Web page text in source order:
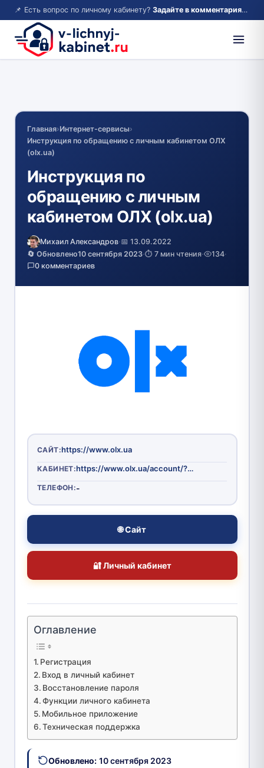
📌 Есть вопрос по личному кабинету? Задайте в комментариях — ответим!
Главная›Интернет-сервисы›
Инструкция по обращению с личным кабинетом ОЛХ
(olx.ua)
Инструкция по
обращению с личным
кабинетом ОЛХ (olx.ua)
Михаил Александров·📅 13.09.2022
🔄 Обновлено10 сентября 2023·⏱️ 7 мин чтения· 134·
0 комментариев
САЙТ:https://www.olx.ua
КАБИНЕТ: https://www.olx.ua/account/?ref%5B0%5D%5Baction%5D=myaccount&ref%5B0%5D%5Bmethod%5D=index#login
ТЕЛЕФОН:-
🌐 Сайт
🔐 Личный кабинет
Оглавление
Регистрация
Вход в личный кабинет
Восстановление пароля
Функции личного кабинета
Мобильное приложение
Техническая поддержка
Обновлено: 10 сентября 2023